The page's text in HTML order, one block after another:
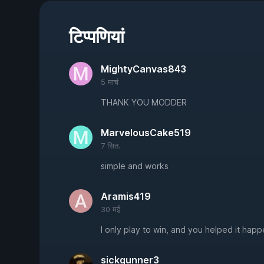
टिप्पणियां
MightyCanvas843
5 मार्च
THANK YOU MODDER
MarvelousCake519
7 सित.
simple and works
Aramis419
30 मई
I only play to win, and you helped it
sickgunner3